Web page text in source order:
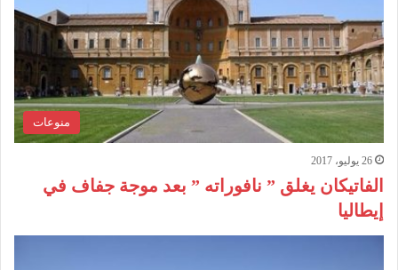
منوعات
26 يوليو، 2017
الفاتيكان يغلق ” نافوراته ” بعد موجة جفاف في
إيطاليا